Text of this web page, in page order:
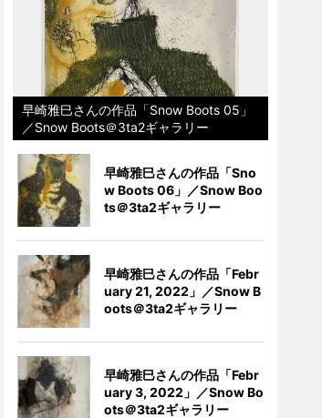
早崎雅巳さんの作品「Snow Boots 05」
／Snow Boots＠3ta2ギャラリー
早崎雅巳さんの作品「Sno
w Boots 06」／Snow Boo
ts＠3ta2ギャラリー
早崎雅巳さんの作品「Febr
uary 21, 2022」／Snow B
oots＠3ta2ギャラリー
早崎雅巳さんの作品「Febr
uary 3, 2022」／Snow Bo
ots＠3ta2ギャラリー